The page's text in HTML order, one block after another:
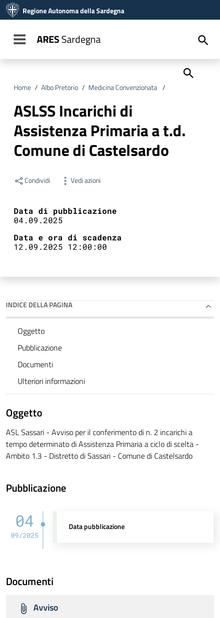
Vai al menu di navigazione
Vai al footer
Regione Autonoma della Sardegna
Toggle navigation
ARESSardegna
Home / Albo Pretorio / Medicina Convenzionata /
ASLSS Incarichi di
Assistenza Primaria a t.d.
Comune di Castelsardo
Condividi Vedi azioni
Data di pubblicazione
04.09.2025
Data e ora di scadenza
12.09.2025 12:00:00
INDICE DELLA PAGINA
Oggetto
Pubblicazione
Documenti
Ulteriori informazioni
Oggetto
ASL Sassari - Avviso per il conferimento di n. 2 incarichi a
tempo determinato di Assistenza Primaria a ciclo di scelta -
Ambito 1.3 - Distretto di Sassari - Comune di Castelsardo
Pubblicazione
04
09/2025
Data pubblicazione
Documenti
Avviso